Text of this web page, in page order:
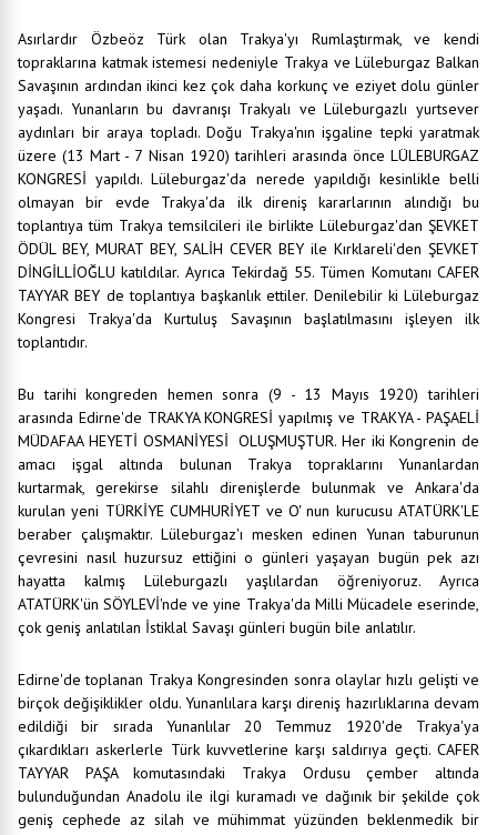
Asırlardır Özbeöz Türk olan Trakya'yı Rumlaştırmak, ve kendi
topraklarına katmak istemesi nedeniyle Trakya ve Lüleburgaz Balkan
Savaşının ardından ikinci kez çok daha korkunç ve eziyet dolu günler
yaşadı. Yunanların bu davranışı Trakyalı ve Lüleburgazlı yurtsever
aydınları bir araya topladı. Doğu Trakya'nın işgaline tepki yaratmak
üzere (13 Mart - 7 Nisan 1920) tarihleri arasında önce LÜLEBURGAZ
KONGRESİ yapıldı. Lüleburgaz'da nerede yapıldığı kesinlikle belli
olmayan bir evde Trakya'da ilk direniş kararlarının alındığı bu
toplantıya tüm Trakya temsilcileri ile birlikte Lüleburgaz'dan ŞEVKET
ÖDÜL BEY, MURAT BEY, SALİH CEVER BEY ile Kırklareli'den ŞEVKET
DİNGİLLİOĞLU katıldılar. Ayrıca Tekirdağ 55. Tümen Komutanı CAFER
TAYYAR BEY de toplantıya başkanlık ettiler. Denilebilir ki Lüleburgaz
Kongresi Trakya'da Kurtuluş Savaşının başlatılmasını işleyen ilk
toplantıdır.
Bu tarihi kongreden hemen sonra (9 - 13 Mayıs 1920) tarihleri
arasında Edirne'de TRAKYA KONGRESİ yapılmış ve TRAKYA - PAŞAELİ
MÜDAFAA HEYETİ OSMANİYESİ OLUŞMUŞTUR. Her iki Kongrenin de
amacı işgal altında bulunan Trakya topraklarını Yunanlardan
kurtarmak, gerekirse silahlı direnişlerde bulunmak ve Ankara'da
kurulan yeni TÜRKİYE CUMHURİYET ve O' nun kurucusu ATATÜRK'LE
beraber çalışmaktır. Lüleburgaz'ı mesken edinen Yunan taburunun
çevresini nasıl huzursuz ettiğini o günleri yaşayan bugün pek azı
hayatta kalmış Lüleburgazlı yaşlılardan öğreniyoruz. Ayrıca
ATATÜRK'ün SÖYLEVİ'nde ve yine Trakya'da Milli Mücadele eserinde,
çok geniş anlatılan İstiklal Savaşı günleri bugün bile anlatılır.
Edirne'de toplanan Trakya Kongresinden sonra olaylar hızlı gelişti ve
birçok değişiklikler oldu. Yunanlılara karşı direniş hazırlıklarına devam
edildiği bir sırada Yunanlılar 20 Temmuz 1920'de Trakya'ya
çıkardıkları askerlerle Türk kuvvetlerine karşı saldırıya geçti. CAFER
TAYYAR PAŞA komutasındaki Trakya Ordusu çember altında
bulunduğundan Anadolu ile ilgi kuramadı ve dağınık bir şekilde çok
geniş cephede az silah ve mühimmat yüzünden beklenmedik bir